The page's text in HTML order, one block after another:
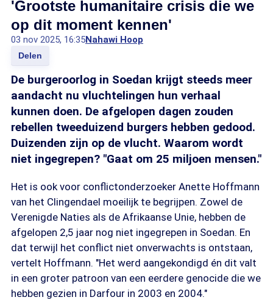
'Grootste humanitaire crisis die we
op dit moment kennen'
03 nov 2025, 16:35Nahawi Hoop
Delen
De burgeroorlog in Soedan krijgt steeds meer
aandacht nu vluchtelingen hun verhaal
kunnen doen. De afgelopen dagen zouden
rebellen tweeduizend burgers hebben gedood.
Duizenden zijn op de vlucht. Waarom wordt
niet ingegrepen? "Gaat om 25 miljoen mensen."
Het is ook voor conflictonderzoeker Anette Hoffmann
van het Clingendael moeilijk te begrijpen. Zowel de
Verenigde Naties als de Afrikaanse Unie, hebben de
afgelopen 2,5 jaar nog niet ingegrepen in Soedan. En
dat terwijl het conflict niet onverwachts is ontstaan,
vertelt Hoffmann. "Het werd aangekondigd én dit valt
in een groter patroon van een eerdere genocide die we
hebben gezien in Darfour in 2003 en 2004."